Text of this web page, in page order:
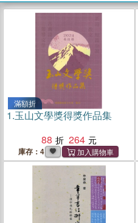
滿額折
1.玉山文學獎得獎作品集
88
264
庫存：4